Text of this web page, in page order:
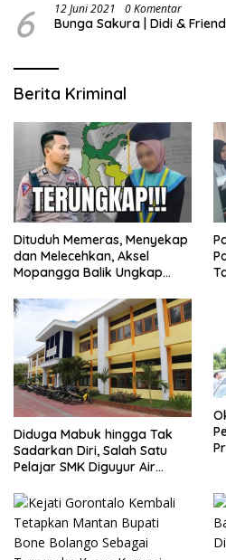
6 12 Juni 2021 0 Komentar
Bunga Sakura | Didi &
Berita Kriminal
Dituduh Memeras, Menyekap
dan Melecehkan, Aksel
Mopangga Balik Ungkap
Diduga Mabuk hingga Tak
Sadarkan Diri, Salah Satu
Pelajar SMK Diguyur Air
Fisik oleh Beberapa
Temannya